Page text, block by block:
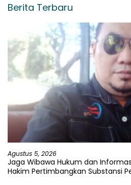
Berita Terbaru
Agustus 5, 2026
Jaga Wibawa Hukum dan
Hakim Pertimbangkan Substansi